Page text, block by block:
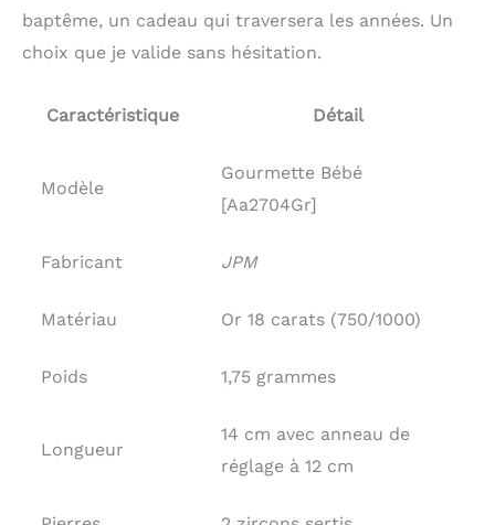
baptême, un cadeau qui traversera les années. Un
choix que je valide sans hésitation.
Caractéristique Détail
Modèle
Gourmette Bébé
[Aa2704Gr]
Fabricant JPM
Matériau Or 18 carats (750/1000)
Poids 1,75 grammes
Longueur
14 cm avec anneau de
réglage à 12 cm